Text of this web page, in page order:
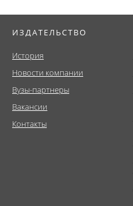
ИЗДАТЕЛЬСТВО
История
Новости компании
Вузы-партнеры
Вакансии
Контакты